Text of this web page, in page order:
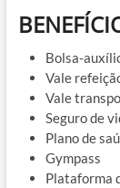
Bolsa-
Vale
Vale
Seguro de
Plano de
Gympass
Plataforma